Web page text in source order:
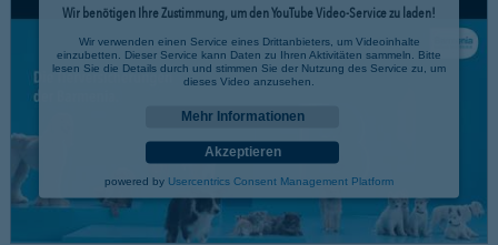
Wir benötigen Ihre Zustimmung, um den YouTube Video-Service zu laden!
Wir verwenden einen Service eines Drittanbieters, um Videoinhalte
einzubetten. Dieser Service kann Daten zu Ihren Aktivitäten sammeln. Bitte
lesen Sie die Details durch und stimmen Sie der Nutzung des Service zu, um
dieses Video anzusehen.
Mehr Informationen
Akzeptieren
powered by Usercentrics Consent Management Platform